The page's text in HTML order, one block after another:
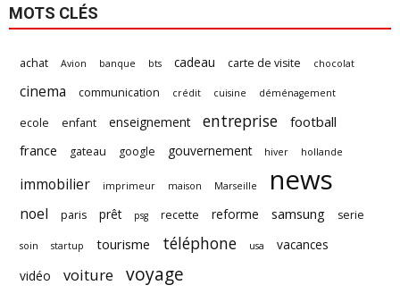
MOTS CLÉS
achat Avion banque bts cadeau carte de visite chocolat
cinema communication crédit cuisine déménagement
ecole enfant enseignement entreprise
football
france
gateau google gouvernement hiver hollande
immobilier imprimeur maison Marseille news
noel paris prêt psg recette reforme samsung serie
soin startup tourisme téléphone usa
vacances
vidéo
voiture voyage